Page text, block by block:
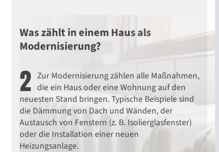
Was zählt in einem Haus als
Modernisierung?
2 Zur Modernisierung zählen alle Maßnahmen,
die ein Haus oder eine Wohnung auf den
neuesten Stand bringen. Typische Beispiele sind
die Dämmung von Dach und Wänden, der
Austausch von Fenstern (z. B. Isolierglasfenster)
oder die Installation einer neuen
Heizungsanlage.